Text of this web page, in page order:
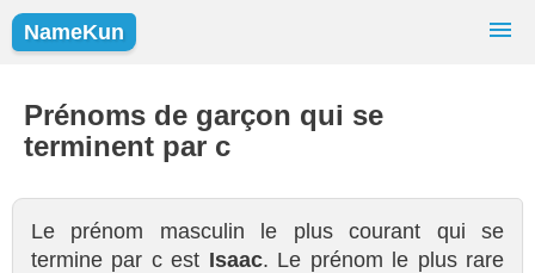
NameKun
Prénoms Populaires
Prénoms de garçon qui se
terminent par c
Le prénom masculin le plus courant qui se
termine par c est Isaac. Le prénom le plus rare